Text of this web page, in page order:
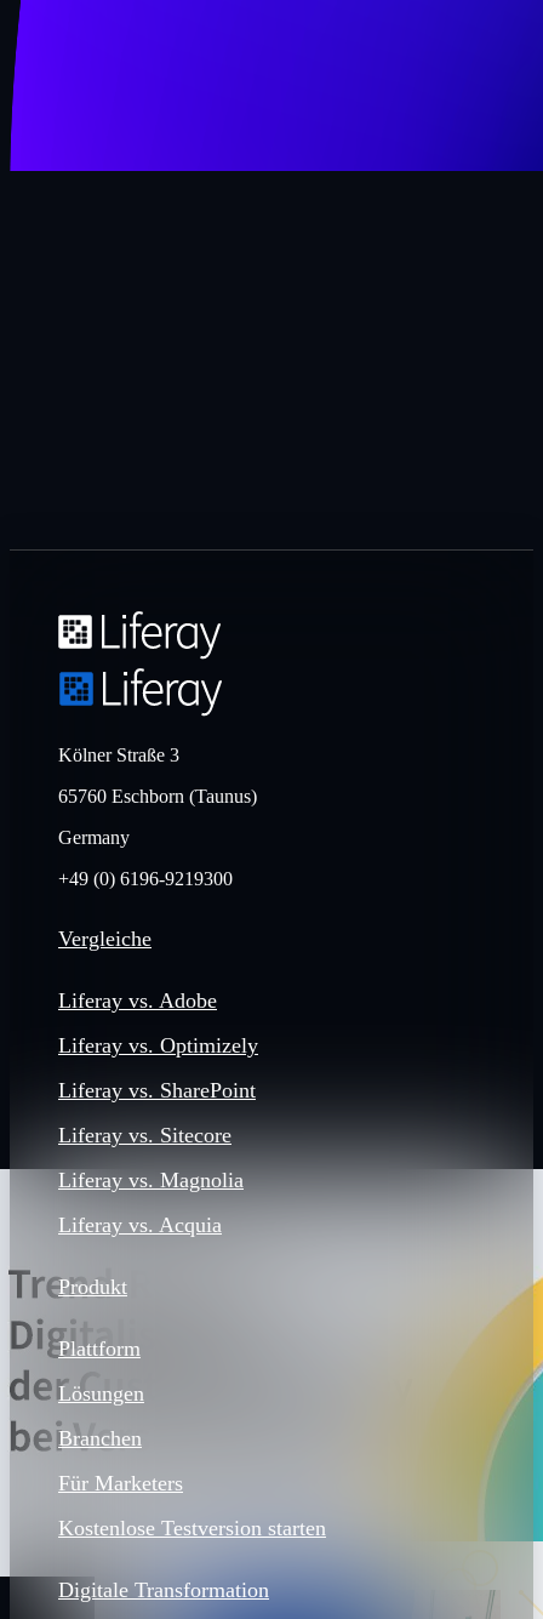
Kölner Straße 3
65760 Eschborn (Taunus)
Germany
+49 (0) 6196-9219300
Vergleiche
Liferay vs. Adobe
Liferay vs. Optimizely
Liferay vs. SharePoint
Liferay vs. Sitecore
Liferay vs. Magnolia
Liferay vs. Acquia
Produkt
Plattform
Lösungen
Branchen
Für Marketers
Kostenlose Testversion starten
Digitale Transformation